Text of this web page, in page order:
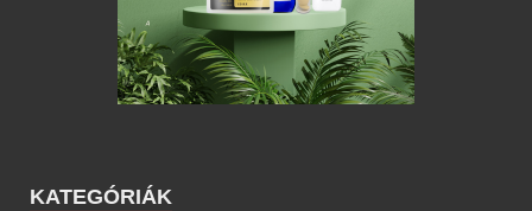
KATEGÓRIÁK